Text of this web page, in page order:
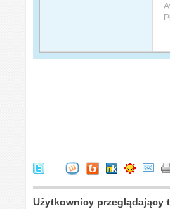
Użytkownicy przeglądający